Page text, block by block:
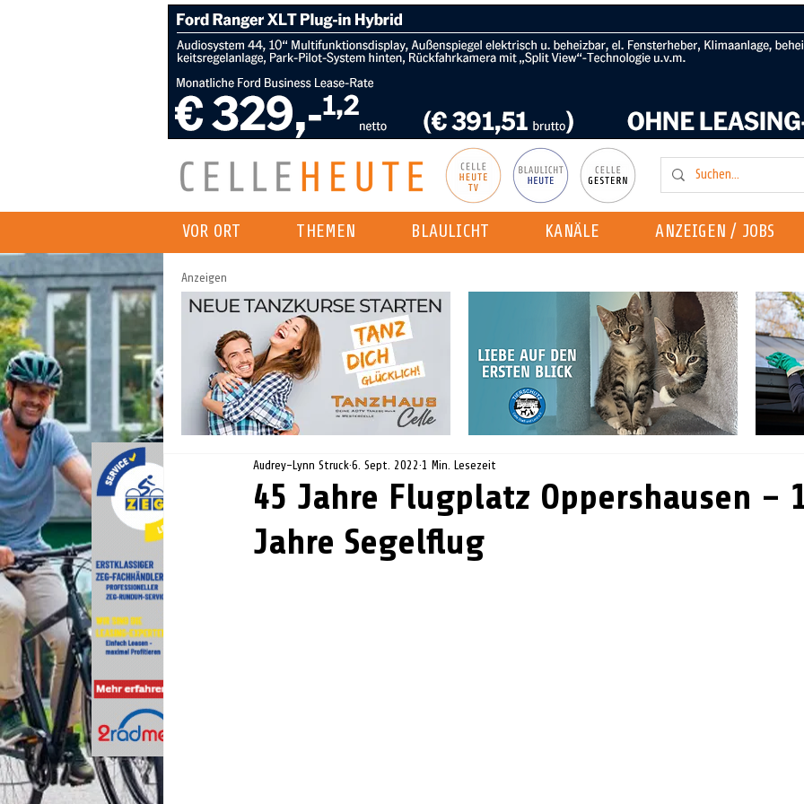
VOR ORT THEMEN BLAULICHT KANÄLE ANZEIGEN / JOBS
Anzeigen
45 Jahre Flugplatz Oppershausen –
Jahre Segelflug
Audrey-Lynn Struck 6. Sept. 2022 1 Min. Lesezeit